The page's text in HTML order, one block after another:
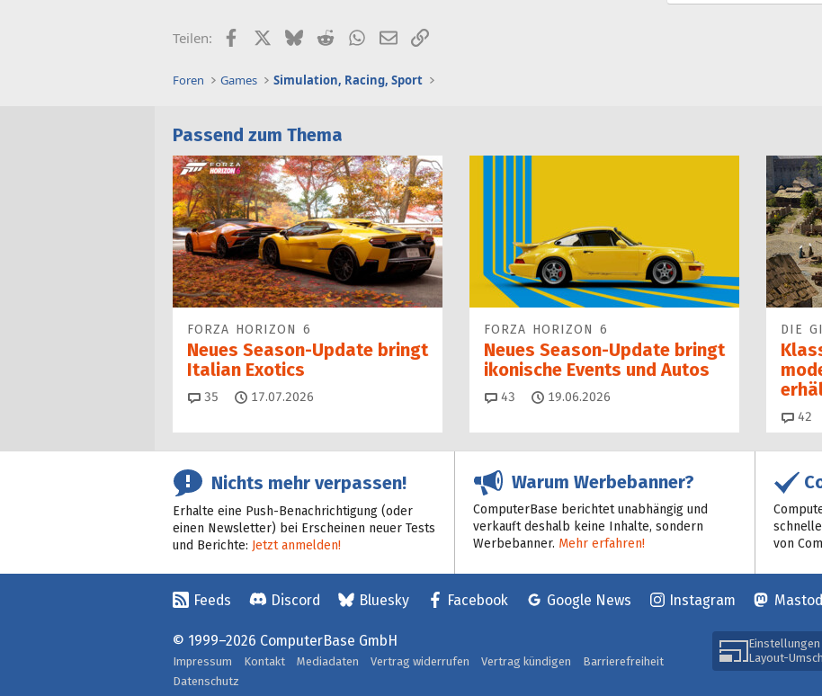
Teilen: FacebookX (Twitter)
BlueskyRedditWhatsApp
E-MailLink
Foren Games Simulation, Racing, Sport
Passend zum Thema
FORZA HORIZON 6
Neues Season-Update bringt
Italian Exotics
35 Kommentare
17.07.2026
FORZA HORIZON 6
Neues Season-Update bringt
ikonische Events und Autos
43 Kommentare
19.06.2026
DIE
42
Nichts mehr verpassen!
Erhalte eine Push-Benachrichtigung (oder
einen Newsletter) bei Erscheinen neuer Tests
und Berichte: Jetzt anmelden!
Warum Werbebanner?
ComputerBase berichtet unabhängig und
verkauft deshalb keine Inhalte, sondern
Werbebanner. Mehr erfahren!
von
Feeds Discord Bluesky Facebook Google News Instagram
Einstellungen
Layout-
© 1999–2026 ComputerBase GmbH
Impressum Kontakt Mediadaten Vertrag widerrufen Vertrag kündigen
Barrierefreiheit
Datenschutz